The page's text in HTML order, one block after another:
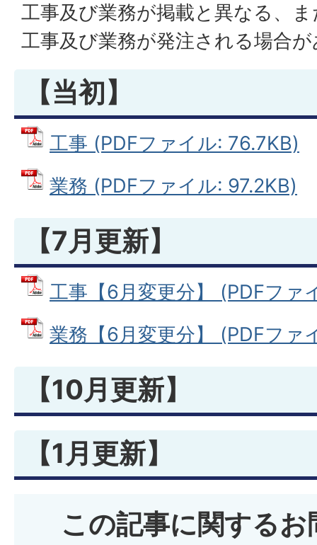
工事及び業務が掲載と異なる、
工事及び業務が発注される場合
【当初】
工事 (PDFファイル: 76.7KB)
業務 (PDFファイル: 97.2KB)
【7月更新】
工事【6月変更分】 (PDFファ
業務【6月変更分】 (PDFファ
【10月更新】
【1月更新】
この記事に関する